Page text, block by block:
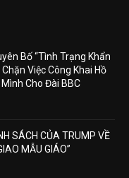
Bố “Tình Trạng Khẩn
Việc Công Khai Hồ
Cho Đài BBC
SÁCH CỦA TRUMP VỀ
MẪU GIÁO”